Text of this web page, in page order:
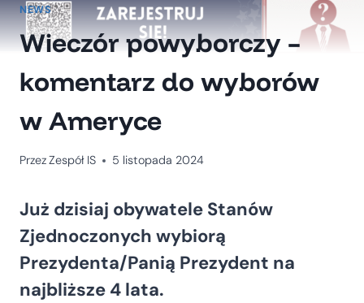
NEWS
Wieczór powyborczy –
komentarz do wyborów
w Ameryce
PrzezZespół IS 5 listopada 2024
Już dzisiaj obywatele Stanów
Zjednoczonych wybiorą
Prezydenta/Panią Prezydent na
najbliższe 4 lata.